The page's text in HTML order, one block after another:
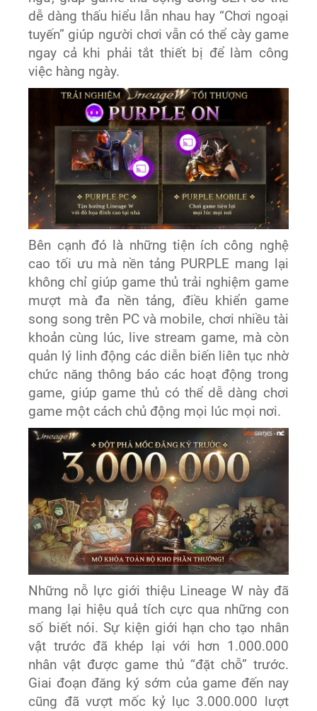
dễ dàng thấu hiểu lẫn nhau hay “Chơi ngoại
tuyến” giúp người chơi vẫn có thể cày game
ngay cả khi phải tắt thiết bị để làm công
việc hàng ngày.
Bên cạnh đó là những tiện ích công nghệ
cao tối ưu mà nền tảng PURPLE mang lại
không chỉ giúp game thủ trải nghiệm game
mượt mà đa nền tảng, điều khiển game
song song trên PC và mobile, chơi nhiều tài
khoản cùng lúc, live stream game, mà còn
quản lý linh động các diễn biến liên tục nhờ
chức năng thông báo các hoạt động trong
game, giúp game thủ có thể dễ dàng chơi
game một cách chủ động mọi lúc mọi nơi.
Những nỗ lực giới thiệu Lineage W này đã
mang lại hiệu quả tích cực qua những con
số biết nói. Sự kiện giới hạn cho tạo nhân
vật trước đã khép lại với hơn 1.000.000
nhân vật được game thủ “đặt chỗ” trước.
Giai đoạn đăng ký sớm của game đến nay
cũng đã vượt mốc kỷ lục 3.000.000 lượt